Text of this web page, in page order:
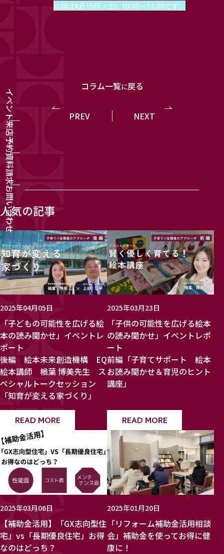
イベント
来店予約
資料請求
お問い合わせ
次回は4月15日（土）10:30～11:00です。
PREV
コラム一覧に戻る
NEXT
人気の記事
2025年04月05日
「子どもの可能性を広げる絵
本の読み聞かせ」イベントレ
ポート
後編 絵本未来創造機構 EQ
絵本講師 楢葉 博美先生 ス
ペシャルトークセッション
「知育が変える家づくり」
READ MORE
2025年03月23日
「子供の可能性を広げる絵本
の読み聞かせ」イベントレポ
ート
前編「子育てサポート 絵本
お読み聞かせ＆育児のヒント
講座」
READ MORE
2025年03月06日
【補助金活用】「GX志向型住
宅」vs「長期優良住宅」お得
なのはどっち？
2025年01月20日
「リフォーム補助金活用相談
会」補助金を使ってお得に健
康に！